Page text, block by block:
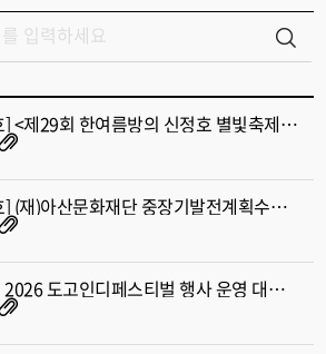
[제2026-154호] <제29회 한여름방의 신정호 별빛축제> 시스템 설치 및 운영 용역 소액수의공고
[제2026-103호] (재)아산문화재단 중장기발전계획수립 연구용역 입찰공고
[제2026-99호] 2026 도고인디페스티벌 행사 운영 대행용역 입찰 공고